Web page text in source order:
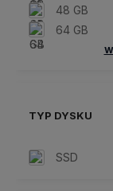
48 GB
64 GB
TYP DYSKU
SSD